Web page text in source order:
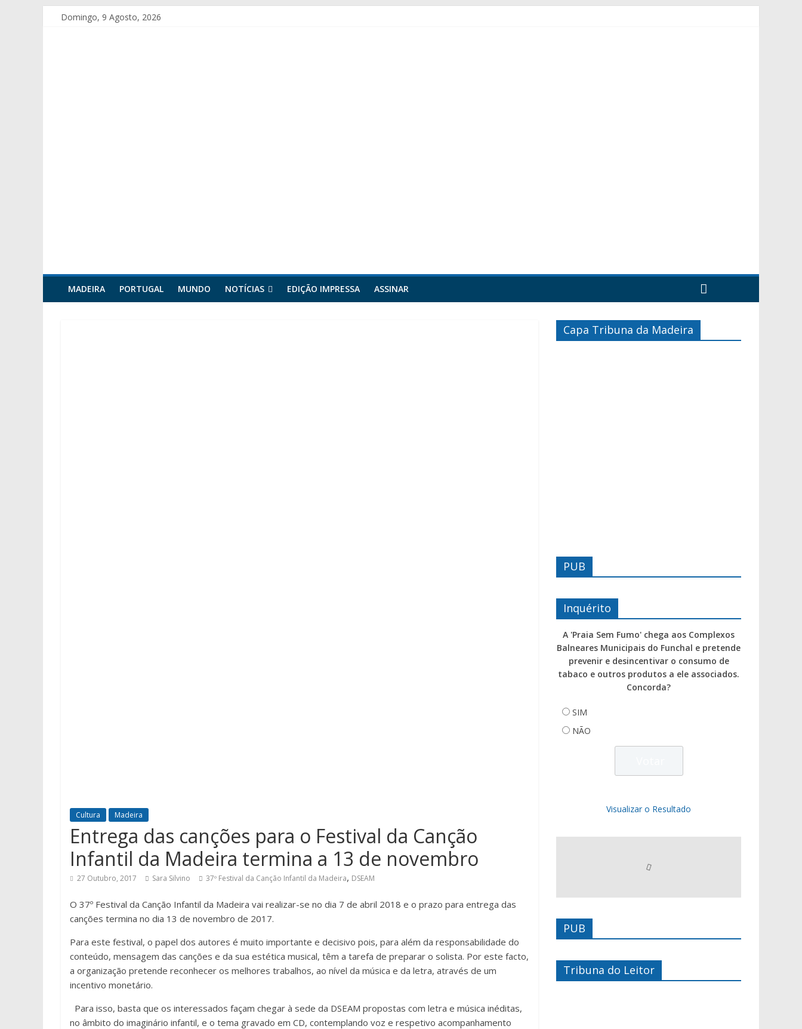
Domingo, 9 Agosto, 2026
MADEIRA PORTUGAL MUNDO NOTÍCIAS EDIÇÃO IMPRESSA ASSINAR
Cultura Madeira
Entrega das canções para o Festival da Canção
Infantil da Madeira termina a 13 de novembro
27 Outubro, 2017 Sara Silvino 37º Festival da Canção Infantil da Madeira, DSEAM
O 37º Festival da Canção Infantil da Madeira vai realizar-se no dia 7 de abril 2018 e o prazo para entrega das
canções termina no dia 13 de novembro de 2017.
Para este festival, o papel dos autores é muito importante e decisivo pois, para além da responsabilidade do
conteúdo, mensagem das canções e da sua estética musical, têm a tarefa de preparar o solista. Por este facto,
a organização pretende reconhecer os melhores trabalhos, ao nível da música e da letra, através de um
incentivo monetário.
Para isso, basta que os interessados façam chegar à sede da DSEAM propostas com letra e música inéditas,
no âmbito do imaginário infantil, e o tema gravado em CD, contemplando voz e respetivo acompanhamento
Capa Tribuna da Madeira
PUB
Inquérito
A 'Praia Sem Fumo' chega aos Complexos
Balneares Municipais do Funchal e pretende
prevenir e desincentivar o consumo de
tabaco e outros produtos a ele associados.
Concorda?
SIM
NÃO
Visualizar o Resultado
PUB
Tribuna do Leitor